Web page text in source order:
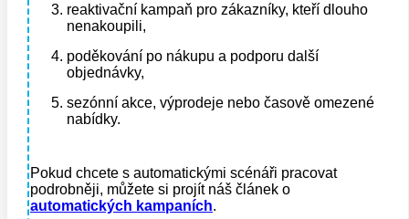
reaktivační kampaň pro zákazníky, kteří dlouho
nenakoupili,
poděkování po nákupu a podporu další
objednávky,
sezónní akce, výprodeje nebo časově omezené
nabídky.
Pokud chcete s automatickými scénáři pracovat
podrobněji, můžete si projít náš článek o
automatických kampaních.